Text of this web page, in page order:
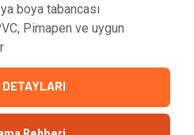
boya tabancası
Pimapen ve uygun
DETAYLARI